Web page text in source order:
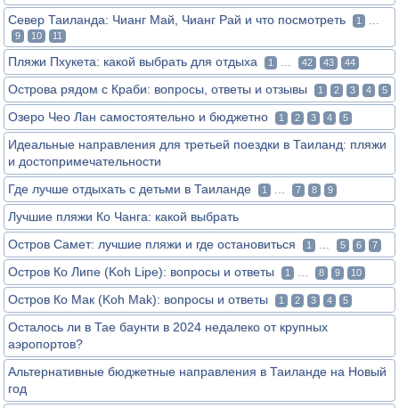
Север Таиланда: Чианг Май, Чианг Рай и что посмотреть 1
9 10 11
Пляжи Пхукета: какой выбрать для отдыха 1 42 43 44
Острова рядом с Краби: вопросы, ответы и отзывы 1 2 3 4 5
Озеро Чео Лан самостоятельно и бюджетно 1 2 3 4 5
Идеальные направления для третьей поездки в Таиланд: пляжи
и достопримечательности
Где лучше отдыхать с детьми в Таиланде
1 7 8 9
Лучшие пляжи Ко Чанга: какой выбрать
Остров Самет: лучшие пляжи и где остановиться
1 5 6 7
Остров Ко Липе (Koh Lipe): вопросы и ответы 1 8 9 10
Остров Ко Мак (Koh Mak): вопросы и ответы 1 2 3 4 5
Осталось ли в Тае баунти в 2024 недалеко от крупных
аэропортов?
Альтернативные бюджетные направления в Таиланде на Новый
год